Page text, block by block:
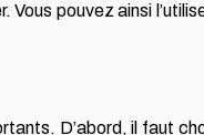
Vous pouvez ainsi
D’abord, il faut